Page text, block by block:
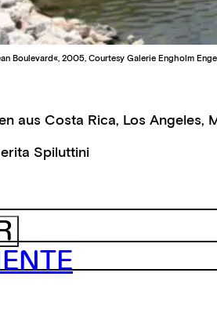
Boulevard«, 2005, Courtesy Galerie Engholm
aus Costa Rica, Los Angeles,
Spiluttini